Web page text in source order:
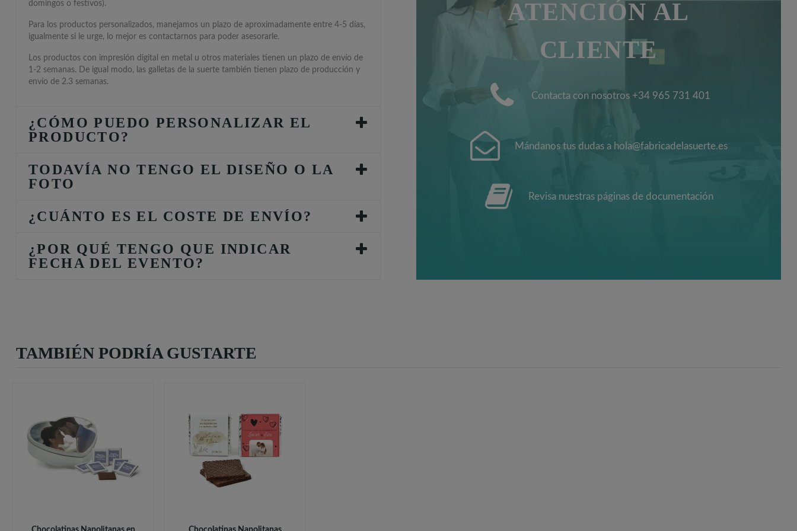
domingos o festivos).
Para los productos personalizados, manejamos un plazo de aproximadamente entre 4-5 días,
igualmente si le urge, lo mejor es contactarnos para poder asesorarle.
Los productos con impresión digital en metal u otros materiales tienen un plazo de envío de
1-2 semanas. De igual modo, las galletas de la suerte también tienen plazo de producción y
envío de 2.3 semanas.
¿CÓMO PUEDO PERSONALIZAR EL
PRODUCTO?
TODAVÍA NO TENGO EL DISEÑO O LA
FOTO
¿CUÁNTO ES EL COSTE DE ENVÍO?
¿POR QUÉ TENGO QUE INDICAR
FECHA DEL EVENTO?
ATENCIÓN AL
CLIENTE
Contacta con nosotros +34 965 731 401
Mándanos tus dudas a hola@fabricadelasuerte.es
Revisa nuestras páginas de documentación
TAMBIÉN PODRÍA GUSTARTE